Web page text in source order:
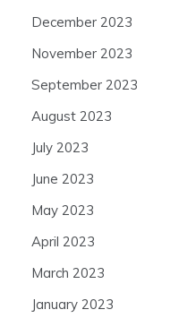
December 2023
November 2023
September 2023
August 2023
July 2023
June 2023
May 2023
April 2023
March 2023
January 2023